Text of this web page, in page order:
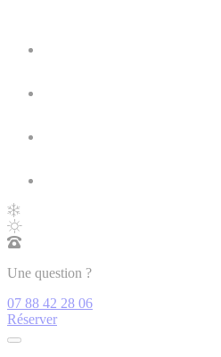
Une question ?
07 88 42 28 06
Réserver